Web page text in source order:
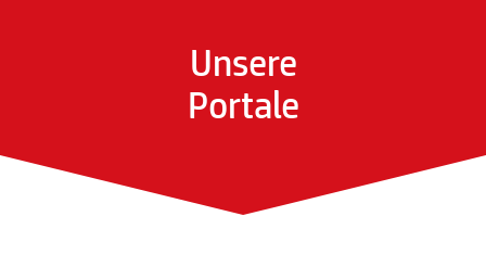
Unsere
Portale